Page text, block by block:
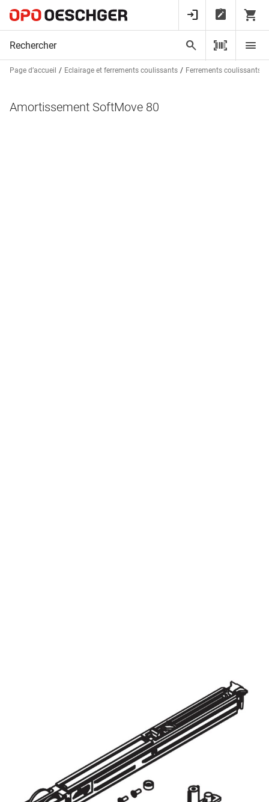
Page d’accueil Eclairage et ferrements coulissants Ferrements coulissants
Amortissement SoftMove 80